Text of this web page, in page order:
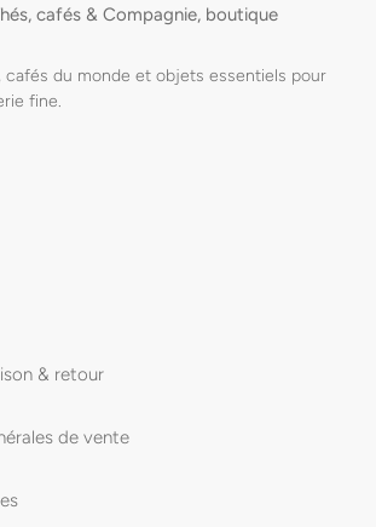
cafés & Compagnie, boutique
cafés du monde et objets essentiels pour
fine.
& retour
de vente